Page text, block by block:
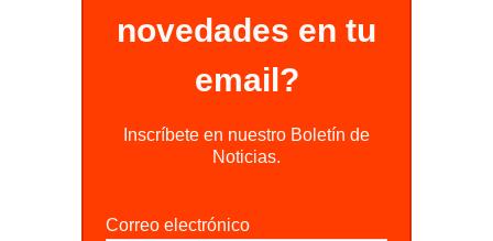
novedades en tu
email?
Inscríbete en nuestro Boletín de
Noticias.
Correo electrónico